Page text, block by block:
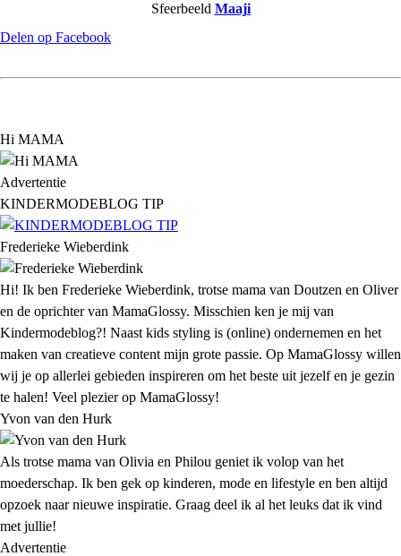
Sfeerbeeld Maaji
Delen op Facebook
Hi MAMA
Advertentie
KINDERMODEBLOG TIP
Frederieke Wieberdink
Hi! Ik ben Frederieke Wieberdink, trotse mama van Doutzen en Oliver
en de oprichter van MamaGlossy. Misschien ken je mij van
Kindermodeblog?! Naast kids styling is (online) ondernemen en het
maken van creatieve content mijn grote passie. Op MamaGlossy willen
wij je op allerlei gebieden inspireren om het beste uit jezelf en je gezin
te halen! Veel plezier op MamaGlossy!
Yvon van den Hurk
Als trotse mama van Olivia en Philou geniet ik volop van het
moederschap. Ik ben gek op kinderen, mode en lifestyle en ben altijd
opzoek naar nieuwe inspiratie. Graag deel ik al het leuks dat ik vind
met jullie!
Advertentie